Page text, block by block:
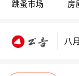
跳蚤市场 房
八
八